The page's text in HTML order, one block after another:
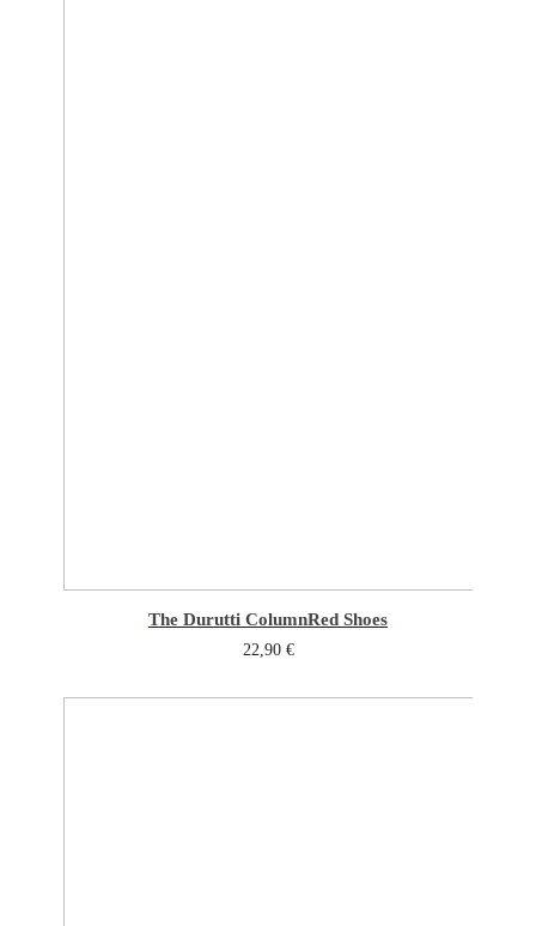
The Durutti ColumnRed Shoes
22,90 €